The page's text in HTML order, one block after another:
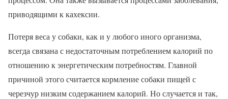
приводящими к кахексии.
Потеря веса у собаки, как и у любого иного организма,
всегда связана с недостаточным потреблением калорий по
отношению к энергетическим потребностям. Главной
причиной этого считается кормление собаки пищей с
черезчур низким содержанием калорий. Но случается и так,